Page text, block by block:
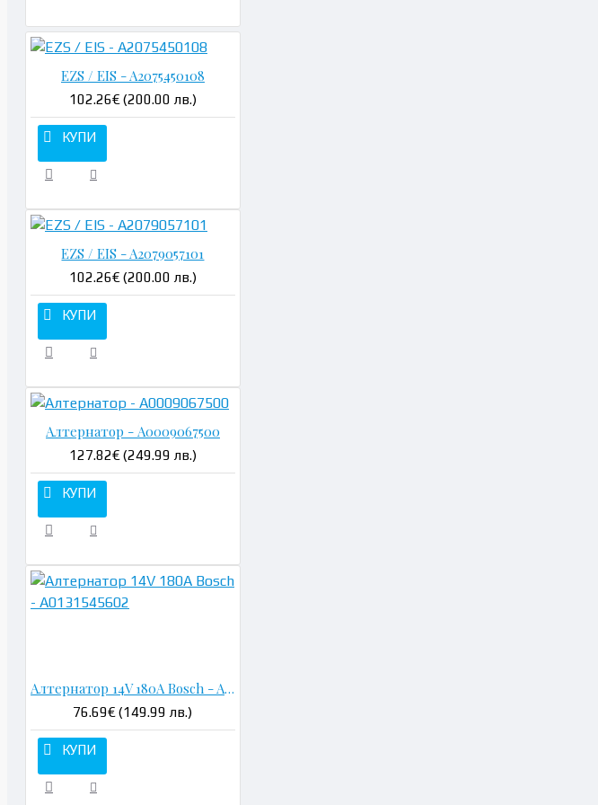
EZS / EIS - A2075450108
102.26€ (200.00 лв.)
КУПИ
EZS / EIS - A2079057101
102.26€ (200.00 лв.)
КУПИ
Алтернатор - A0009067500
127.82€ (249.99 лв.)
КУПИ
Алтернатор 14V 180A Bosch - A0131545602
76.69€ (149.99 лв.)
КУПИ